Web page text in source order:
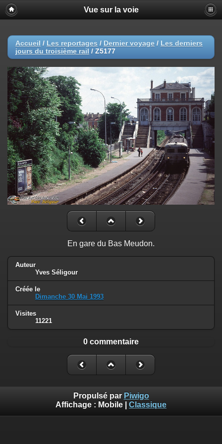
Vue sur la voie
Accueil / Les reportages / Dernier voyage / Les derniers
jours du troisième rail / Z5177
En gare du Bas Meudon.
Auteur
Yves Séligour
Créée le
Dimanche 30 Mai 1993
Visites
11221
0 commentaire
Propulsé par Piwigo
Affichage : Mobile Classique